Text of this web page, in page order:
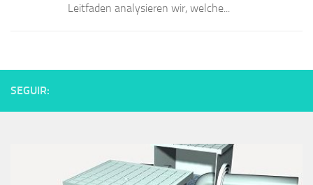
Leitfaden analysieren wir, welche...
SEGUIR: